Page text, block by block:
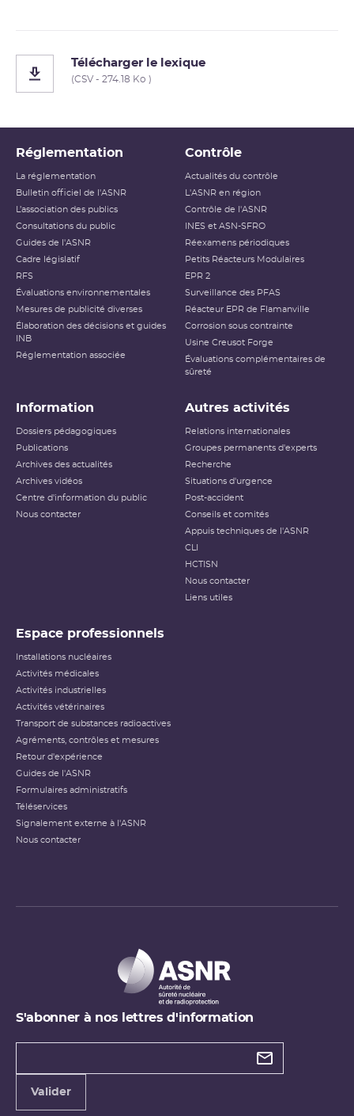
Télécharger le lexique
(CSV - 274.18 Ko )
Réglementation
La réglementation
Bulletin officiel de l'ASNR
L’association des publics
Consultations du public
Guides de l'ASNR
Cadre législatif
RFS
Évaluations environnementales
Mesures de publicité diverses
Élaboration des décisions et guides
INB
Réglementation associée
Contrôle
Actualités du contrôle
L'ASNR en région
Contrôle de l'ASNR
INES et ASN-SFRO
Réexamens périodiques
Petits Réacteurs Modulaires
EPR 2
Surveillance des PFAS
Réacteur EPR de Flamanville
Corrosion sous contrainte
Usine Creusot Forge
Évaluations complémentaires de
sûreté
Information
Dossiers pédagogiques
Publications
Archives des actualités
Archives vidéos
Centre d'information du public
Nous contacter
Autres activités
Relations internationales
Groupes permanents d'experts
Recherche
Situations d'urgence
Post-accident
Conseils et comités
Appuis techniques de l'ASNR
CLI
HCTISN
Nous contacter
Liens utiles
Espace professionnels
Installations nucléaires
Activités médicales
Activités industrielles
Activités vétérinaires
Transport de substances radioactives
Agréments, contrôles et mesures
Retour d'expérience
Guides de l'ASNR
Formulaires administratifs
Téléservices
Signalement externe à l'ASNR
Nous contacter
S'abonner à nos lettres d'information
Types de
Valider